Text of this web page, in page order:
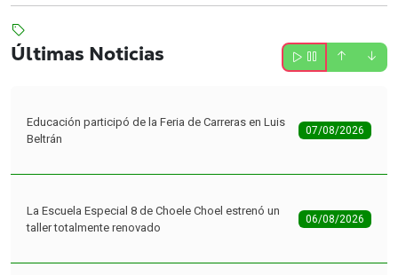
Últimas Noticias
Educación participó de la Feria de Carreras en Luis
Beltrán
07/08/2026
La Escuela Especial 8 de Choele Choel estrenó un
taller totalmente renovado
06/08/2026